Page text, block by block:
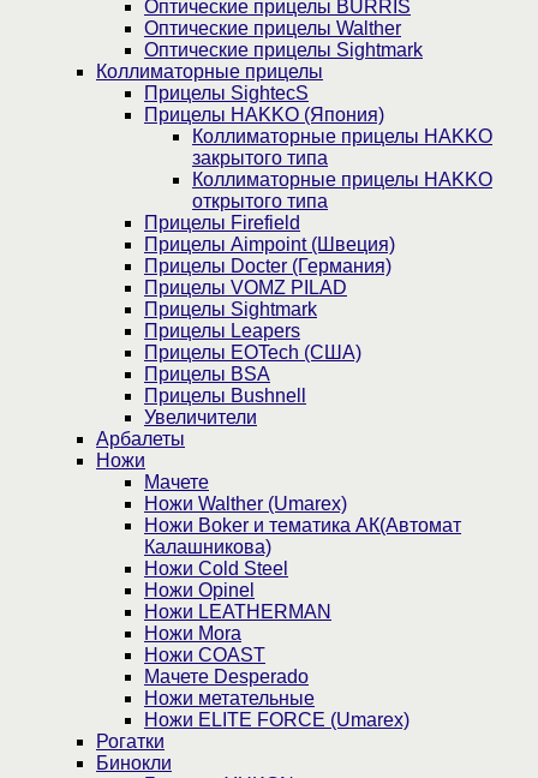
Оптические прицелы BURRIS
Оптические прицелы Walther
Оптические прицелы Sightmark
Коллиматорные прицелы
Прицелы SightecS
Прицелы HAKKO (Япония)
Коллиматорные прицелы HAKKO
закрытого типа
Коллиматорные прицелы HAKKO
открытого типа
Прицелы Firefield
Прицелы Aimpoint (Швеция)
Прицелы Docter (Германия)
Прицелы VOMZ PILAD
Прицелы Sightmark
Прицелы Leapers
Прицелы EOTech (США)
Прицелы BSA
Прицелы Bushnell
Увеличители
Арбалеты
Ножи
Мачете
Ножи Walther (Umarex)
Ножи Boker и тематика АК(Автомат
Калашникова)
Ножи Cold Steel
Ножи Opinel
Ножи LEATHERMAN
Ножи Mora
Ножи COAST
Мачете Desperado
Ножи метательные
Ножи ELITE FORCE (Umarex)
Рогатки
Бинокли